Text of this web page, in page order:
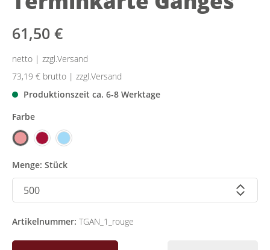
61,50 €
netto | zzgl.Versand
73,19 € brutto | zzgl.Versand
Produktionszeit ca. 6-8 Werktage
Farbe
Menge: Stück
Artikelnummer: TGAN_1_rouge